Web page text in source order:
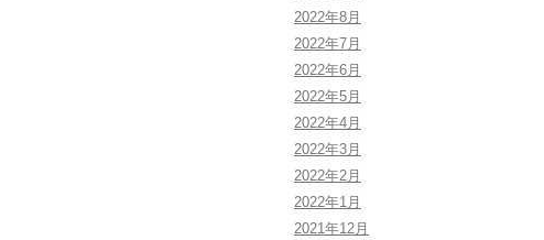
2022年8月
2022年7月
2022年6月
2022年5月
2022年4月
2022年3月
2022年2月
2022年1月
2021年12月